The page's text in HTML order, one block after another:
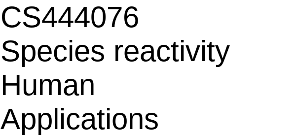
CS444076
Species reactivity
Human
Applications